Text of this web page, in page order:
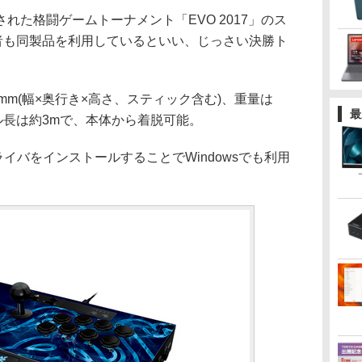
た格闘ゲームトーナメント「EVO 2017」のス
同製品を利用しているといい、じっさい決勝ト
幅×奥行き×高さ、スティック含む)、重量は
は約3mで、本体から着脱可能。
バをインストールすることでWindowsでも利用